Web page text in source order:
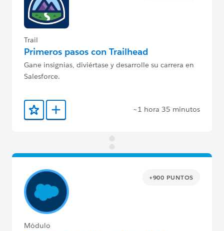
Trail
Primeros pasos con Trailhead
Gane insignias, diviértase y desarrolle su carrera en
Salesforce.
Agregar a favoritos
Agregar a Trailmix ~1 hora 35 minutos
+900 PUNTOS
Módulo